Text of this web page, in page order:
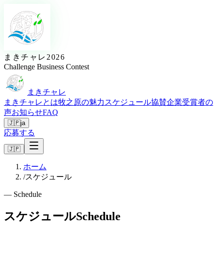
まきチャレ2026
Challenge Business Contest
まきチャレ
まきチャレとは牧之原の魅力 スケジュール協賛企業受賞者の
声お知らせFAQ
🇯🇵ja
応募する
🇯🇵
ホーム
/スケジュール
— Schedule
スケジュールSchedule